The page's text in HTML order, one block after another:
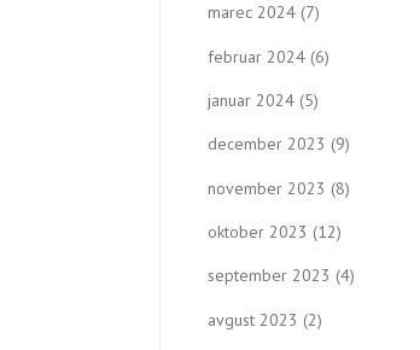
marec 2024 (7)
februar 2024 (6)
januar 2024 (5)
december 2023 (9)
november 2023 (8)
oktober 2023 (12)
september 2023 (4)
avgust 2023 (2)